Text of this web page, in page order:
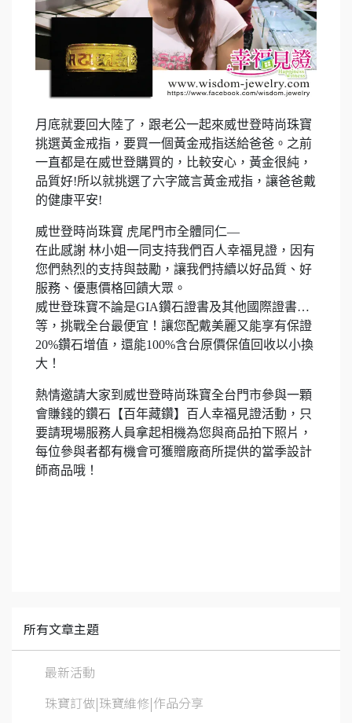
月底就要回大陸了，跟老公一起來威世登時尚珠寶
挑選黃金戒指，要買一個黃金戒指送給爸爸。之前
一直都是在威世登購買的，比較安心，黃金很純，
品質好!所以就挑選了六字箴言黃金戒指，讓爸爸戴
的健康平安!
威世登時尚珠寶 虎尾門市全體同仁—
在此感謝 林小姐一同支持我們百人幸福見證，因有
您們熱烈的支持與鼓勵，讓我們持續以好品質、好
服務、優惠價格回饋大眾。
威世登珠寶不論是GIA鑽石證書及其他國際證書…
等，挑戰全台最便宜！讓您配戴美麗又能享有保證
20%鑽石增值，還能100%含台原價保值回收以小換
大！
熱情邀請大家到威世登時尚珠寶全台門市參與一顆
會賺錢的鑽石【百年藏鑽】百人幸福見證活動，只
要請現場服務人員拿起相機為您與商品拍下照片，
每位參與者都有機會可獲贈廠商所提供的當季設計
師商品哦！
所有文章主題
最新活動
珠寶訂做|珠寶維修|作品分享